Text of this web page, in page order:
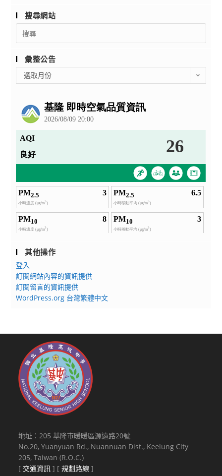
搜尋網站
Search
for:
彙整公告
整
選取月份
其他操作
登入
訂閱網站內容的資訊提供
訂閱留言的資訊提供
WordPress.org 台灣繁體中文
地址：205 基隆市暖暖區源遠路20號
No.20, Yuanyuan Rd., Nuannuan Dist., Keelung City
205, Taiwan (R.O.C.)
[ 交通資訊 ] [規劃路線 ]